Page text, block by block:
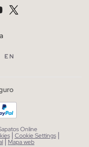
EN
Online
| Cookie Settings |
| Mapa web